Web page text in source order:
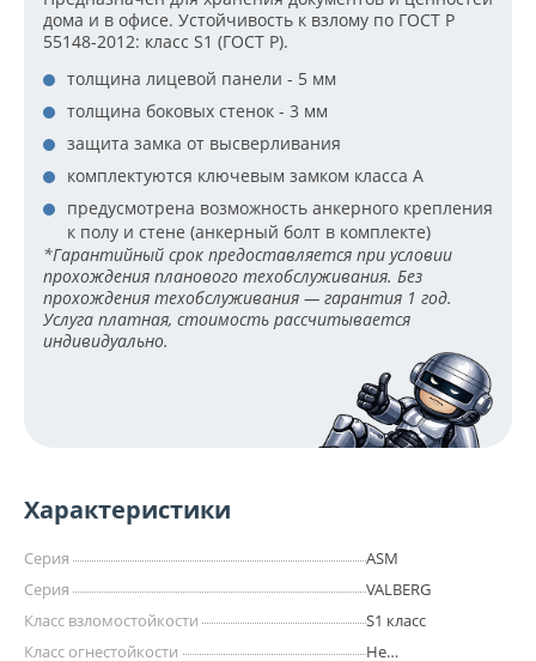
дома и в офисе. Устойчивость к взлому по ГОСТ Р
55148-2012: класс S1 (ГОСТ Р).
толщина лицевой панели - 5 мм
толщина боковых стенок - 3 мм
защита замка от высверливания
комплектуются ключевым замком класса А
предусмотрена возможность анкерного крепления
к полу и стене (анкерный болт в комплекте)
*Гарантийный срок предоставляется при условии
прохождения планового техобслуживания. Без
прохождения техобслуживания — гарантия 1 год.
Услуга платная, стоимость рассчитывается
индивидуально.
Характеристики
Серия
ASM
Серия
VALBERG
Класс взломостойкости
S1 класс
Класс огнестойкости
Не